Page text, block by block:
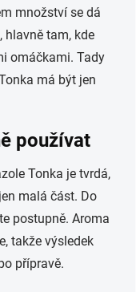
množství se dá
hlavně tam, kde
omáčkami. Tady
má být jen
používat
Tonka je tvrdá,
malá část. Do
postupně. Aroma
takže výsledek
přípravě.